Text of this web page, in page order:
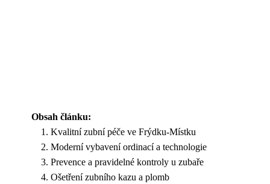
Obsah článku:
Kvalitní zubní péče ve Frýdku-Místku
Moderní vybavení ordinací a technologie
Prevence a pravidelné kontroly u zubaře
Ošetření zubního kazu a plomb